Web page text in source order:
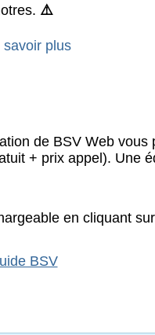
⚠️
savoir plus
de BSV Web vous
+ prix appel). Une
en cliquant
BSV